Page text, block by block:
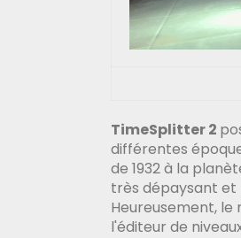
TimeSplitter 2
différentes
de 1932 à la
très dépaysant et
Heureusement,
l'éditeur de